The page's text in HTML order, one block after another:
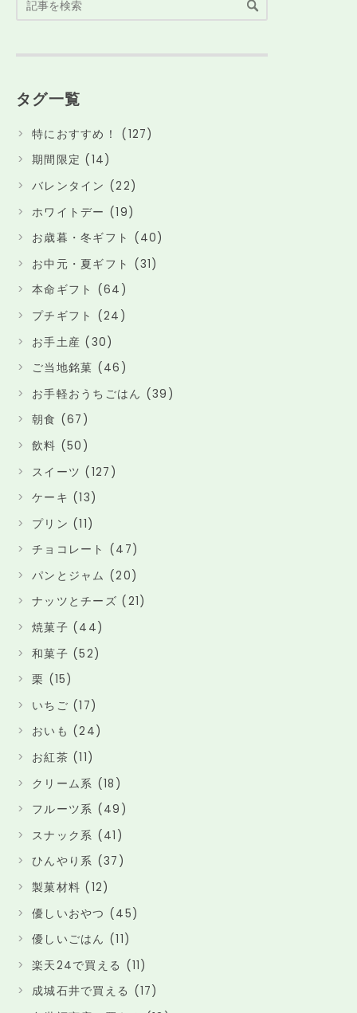
タグ一覧
特におすすめ！ (127)
期間限定 (14)
バレンタイン (22)
ホワイトデー (19)
お歳暮・冬ギフト (40)
お中元・夏ギフト (31)
本命ギフト (64)
プチギフト (24)
お手土産 (30)
ご当地銘菓 (46)
お手軽おうちごはん (39)
朝食 (67)
飲料 (50)
スイーツ (127)
ケーキ (13)
プリン (11)
チョコレート (47)
パンとジャム (20)
ナッツとチーズ (21)
焼菓子 (44)
和菓子 (52)
栗 (15)
いちご (17)
おいも (24)
お紅茶 (11)
クリーム系 (18)
フルーツ系 (49)
スナック系 (41)
ひんやり系 (37)
製菓材料 (12)
優しいおやつ (45)
優しいごはん (11)
楽天24で買える (11)
成城石井で買える (17)